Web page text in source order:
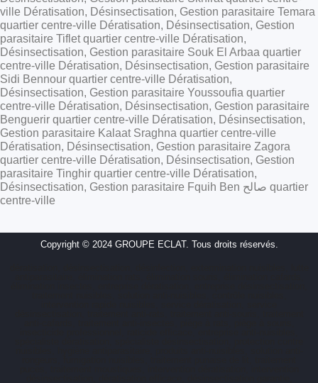
ville Dératisation, Désinsectisation, Gestion parasitaire Temara
quartier centre-ville Dératisation, Désinsectisation, Gestion
parasitaire Tiflet quartier centre-ville Dératisation,
Désinsectisation, Gestion parasitaire Souk El Arbaa quartier
centre-ville Dératisation, Désinsectisation, Gestion parasitaire
Sidi Bennour quartier centre-ville Dératisation,
Désinsectisation, Gestion parasitaire Youssoufia quartier
centre-ville Dératisation, Désinsectisation, Gestion parasitaire
Benguerir quartier centre-ville Dératisation, Désinsectisation,
Gestion parasitaire Kalaat Sraghna quartier centre-ville
Dératisation, Désinsectisation, Gestion parasitaire Zagora
quartier centre-ville Dératisation, Désinsectisation, Gestion
parasitaire Tinghir quartier centre-ville Dératisation,
Désinsectisation, Gestion parasitaire Fquih Ben صالح quartier
centre-ville
Copyright © 2024 GROUPE ECLAT. Tous droits réservés.